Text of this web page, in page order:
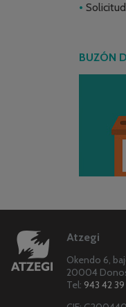
BUZÓN
Atzegi
Okendo 6,
20004
Tel: 943 42